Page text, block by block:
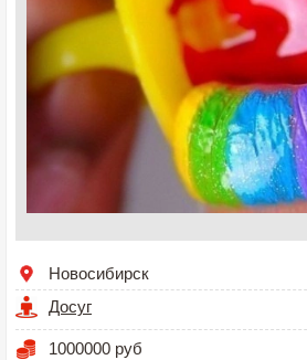
Новосибирск
Досуг
1000000 руб